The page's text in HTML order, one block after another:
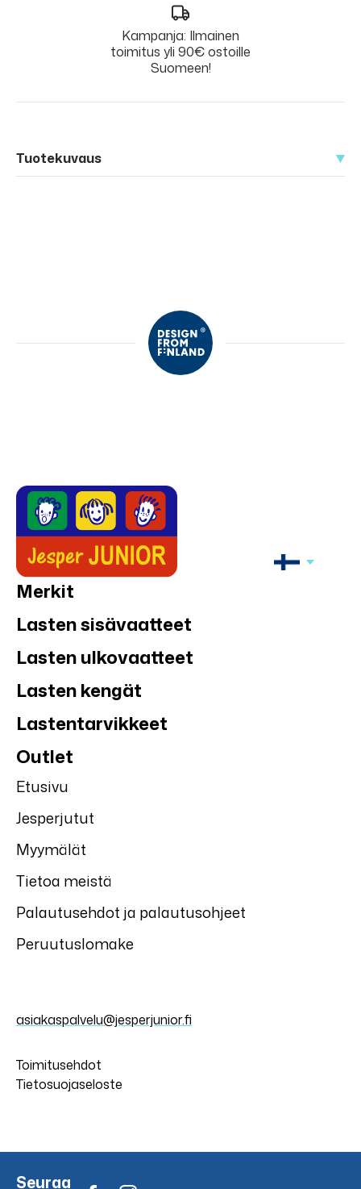
Kampanja: Ilmainen
toimitus yli 90€ ostoille
Suomeen!
Tuotekuvaus
Merkit
Lasten sisävaatteet
Lasten ulkovaatteet
Lasten kengät
Lastentarvikkeet
Outlet
Etusivu
Jesperjutut
Myymälät
Tietoa meistä
Palautusehdot ja palautusohjeet
Peruutuslomake
asiakaspalvelu@jesperjunior.fi
Toimitusehdot
Tietosuojaseloste
Seuraa